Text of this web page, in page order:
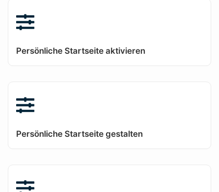
Persönliche Startseite aktivieren
Persönliche Startseite gestalten